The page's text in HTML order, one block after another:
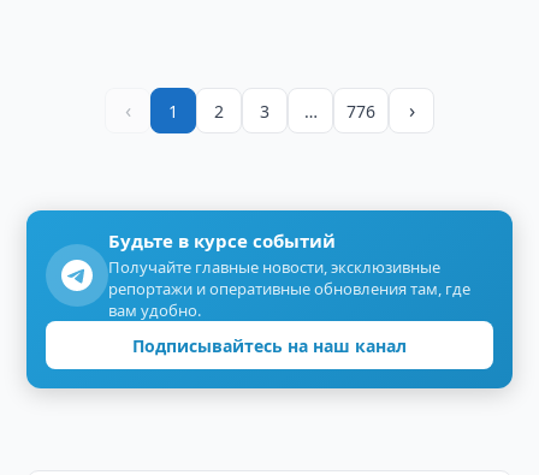
‹ 1 2 3 … 776 ›
Будьте в курсе событий
Получайте главные новости, эксклюзивные
репортажи и оперативные обновления там, где
вам удобно.
Подписывайтесь на наш канал